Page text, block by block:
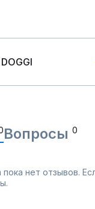
Вопросы 0
пока нет отзывов.